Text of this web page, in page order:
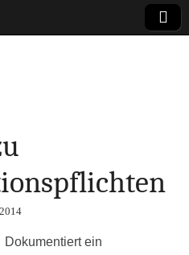
Vertrieb-
Tipps
Dokumentiert ein